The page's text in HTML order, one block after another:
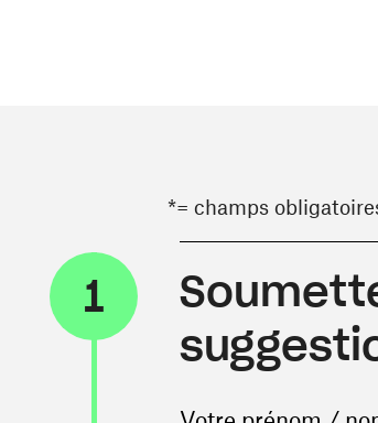
*= champs
1